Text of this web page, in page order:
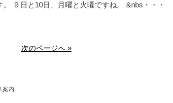
９日と10日、月曜と火曜ですね。 &nbs・・・
次のページへ »
案内